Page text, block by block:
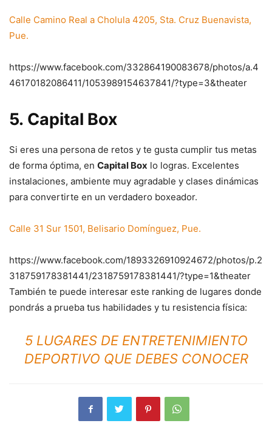
Calle Camino Real a Cholula 4205, Sta. Cruz Buenavista,
Pue.
https://www.facebook.com/332864190083678/photos/a.4
46170182086411/1053989154637841/?type=3&theater
5. Capital Box
Si eres una persona de retos y te gusta cumplir tus metas
de forma óptima, en Capital Box lo logras. Excelentes
instalaciones, ambiente muy agradable y clases dinámicas
para convertirte en un verdadero boxeador.
Calle 31 Sur 1501, Belisario Domínguez, Pue.
https://www.facebook.com/1893326910924672/photos/p.2
318759178381441/2318759178381441/?type=1&theater
También te puede interesar este ranking de lugares donde
pondrás a prueba tus habilidades y tu resistencia física:
5 LUGARES DE ENTRETENIMIENTO
DEPORTIVO QUE DEBES CONOCER